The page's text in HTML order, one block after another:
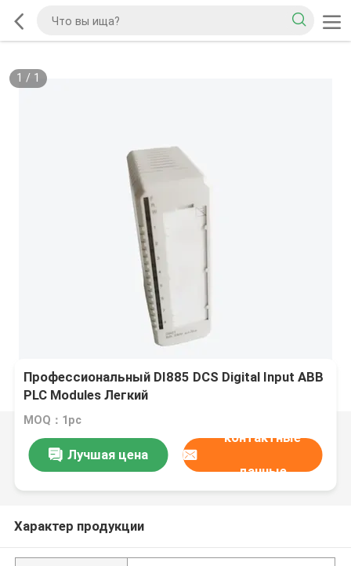
1 / 1
Профессиональный DI885 DCS Digital Input ABB
PLC Modules Легкий
MOQ：1pc
Лучшая цена
контактные
данные
Характер продукции